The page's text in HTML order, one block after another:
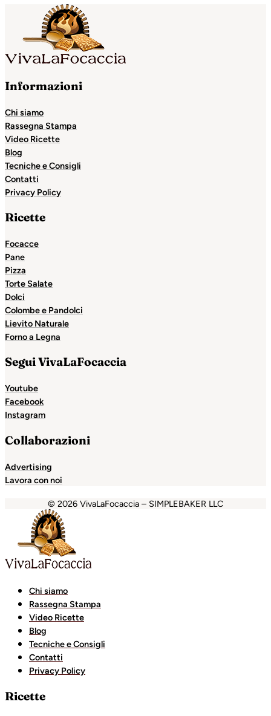
Informazioni
Chi siamo
Rassegna Stampa
Video Ricette
Blog
Tecniche e Consigli
Contatti
Privacy Policy
Ricette
Focacce
Pane
Pizza
Torte Salate
Dolci
Colombe e Pandolci
Lievito Naturale
Forno a Legna
Segui VivaLaFocaccia
Youtube
Facebook
Instagram
Collaborazioni
Advertising
Lavora con noi
© 2026 VivaLaFocaccia – SIMPLEBAKER LLC
Casinolevant
Chi siamo
Rassegna Stampa
Video Ricette
Blog
Tecniche e Consigli
Contatti
Privacy Policy
Ricette